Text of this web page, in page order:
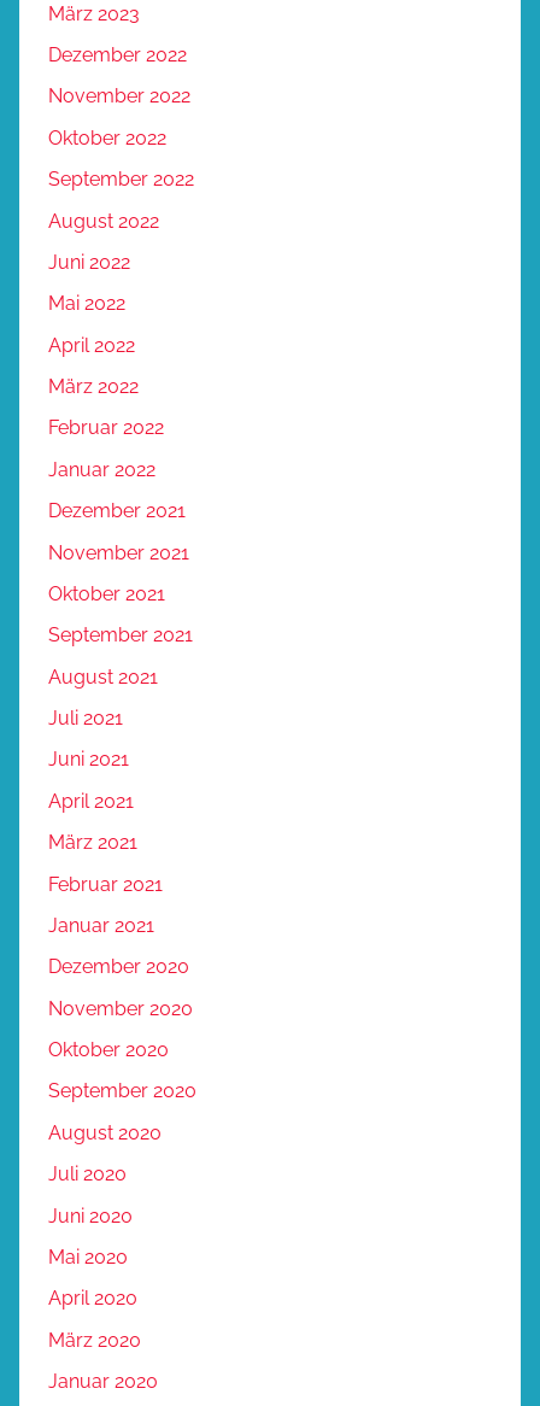
März 2023
Dezember 2022
November 2022
Oktober 2022
September 2022
August 2022
Juni 2022
Mai 2022
April 2022
März 2022
Februar 2022
Januar 2022
Dezember 2021
November 2021
Oktober 2021
September 2021
August 2021
Juli 2021
Juni 2021
April 2021
März 2021
Februar 2021
Januar 2021
Dezember 2020
November 2020
Oktober 2020
September 2020
August 2020
Juli 2020
Juni 2020
Mai 2020
April 2020
März 2020
Januar 2020